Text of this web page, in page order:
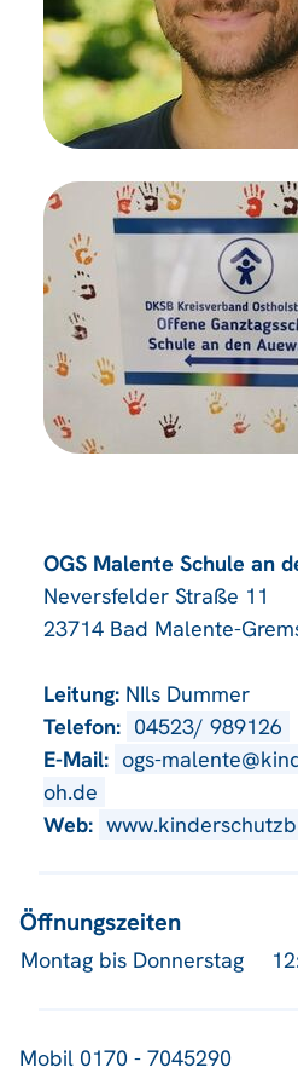
OGS Malente Schule an
Neversfelder Straße 11
23714 Bad Malente-
Leitung: NIls Dummer
Telefon: 04523/ 989126
E-Mail: ogs-
oh.de
Web:
Öffnungszeiten
Montag bis Donnerstag
Mobil 0170 - 7045290